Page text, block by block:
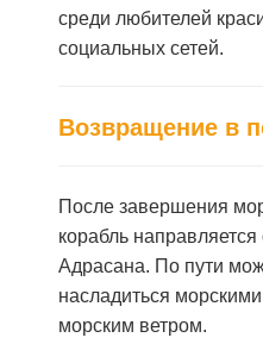
среди любителей
социальных сетей.
Возвращение в
После завершения
корабль
Адрасана. По пути
насладиться
морским ветром.